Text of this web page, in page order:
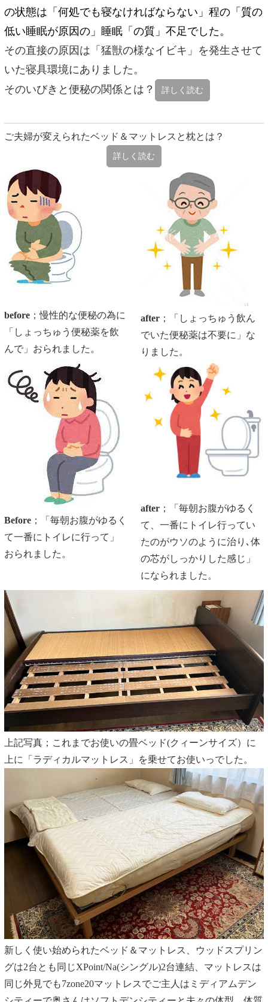
の状態は「何処でも寝なければならない」程の「質の
低い睡眠が原因の」 睡眠「の質」不足でした。
その直接の原因は「猛獣の様なイビキ」を発生させて
いた寝具環境にありました。
そのいびきと便秘の関係とは？
詳しく読む
ご夫婦が変えられたベッド＆マットレスと枕とは？
詳しく読む
before；慢性的な便秘の為に
「しょっちゅう便秘薬を飲
んで」おられました。
after ；「しょっちゅう飲ん
でいた便秘薬は不要に」な
りました。
Before；「毎朝お腹がゆるく
て一番にトイレに行って」
おられました。
after ；「毎朝お腹がゆるく
て、一番にトイレ行ってい
たのがウソのように治り､体
の芯がしっかりした感じ」
になられました。
上記写真；これまでお使いの畳ベッド(クィーンサイズ）に
上に「ラディカルマットレス」を乗せてお使いっでした。
新しく使い始められたベッド＆マットレス、ウッドスプリン
グは2台とも同じXPoint/Na(シングル)2台連結、マットレスは
同じ外見でも7zone20マットレスでご主人はミディアムデン